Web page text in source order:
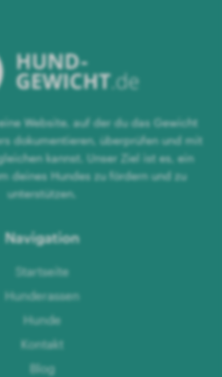
Website, auf der du das Gewicht
dokumentieren, überprüfen und mit
kannst. Unser Ziel ist es, ein
deines Hundes zu fördern und zu
unterstützen.
Navigation
Startseite
Hunderassen
Hunde
Kontakt
Blog